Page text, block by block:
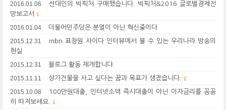
2016.01.06
선대인의 빅픽처 구매했습니다. 빅픽처&2016 글로벌경제전
망보고서
1
2016.01.04 더불어민주당은 분열이 아닌 혁신중이다
2015.12.31
mbn 표창원 사이다 인터뷰에서 볼 수 있는 우리나라 방송의
현실
2015.12.31 블로그 활동 재개합니다.
2015.11.11 상가건물을 사고 싶다는 꿈과 목표가 생겼습니다. 2
2015.10.08
100만원대출, 인터넷소액 즉시대출이 아닌 이자금리를 꼼꼼
히 따져보세요.
1